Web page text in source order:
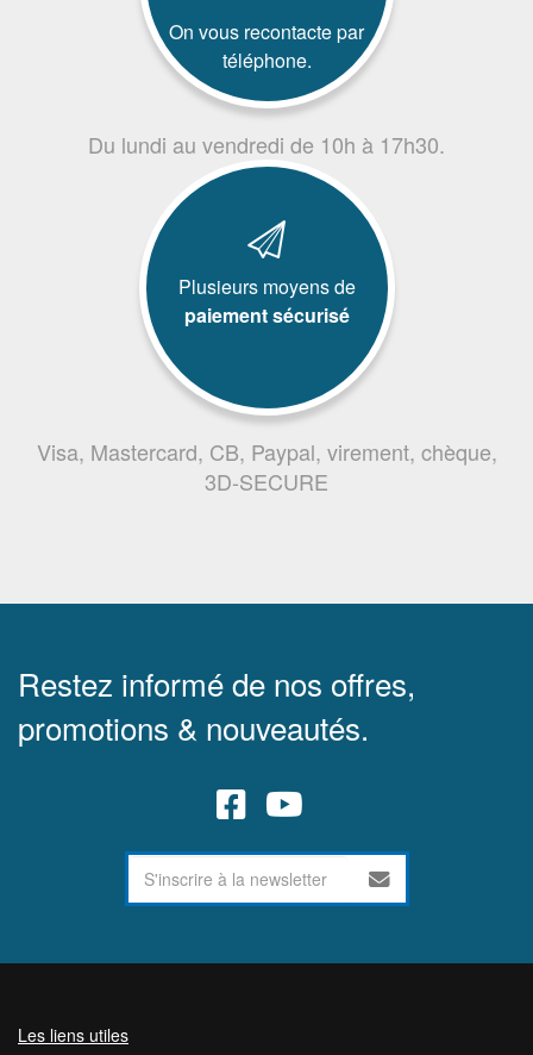
On vous recontacte par
téléphone.
Du lundi au vendredi de 10h à 17h30.
Plusieurs moyens de
paiement sécurisé
Visa, Mastercard, CB, Paypal, virement, chèque,
3D-SECURE
Restez informé de nos offres,
promotions & nouveautés.
Les liens utiles